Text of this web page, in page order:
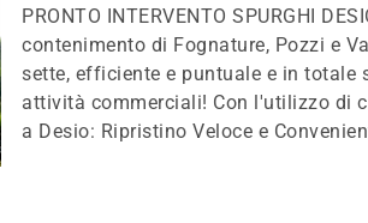
PRONTO INTERVENTO SPURGHI
contenimento di Fognature, Pozzi e
sette, efficiente e puntuale e in totale
attività commerciali! Con l'utilizzo di
a Desio: Ripristino Veloce e